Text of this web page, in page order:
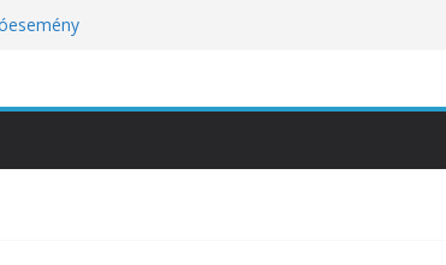
azzal, ahogyan
menü